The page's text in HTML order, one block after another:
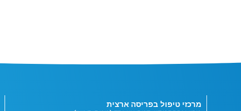
מרכזי טיפול בפריסה ארצית